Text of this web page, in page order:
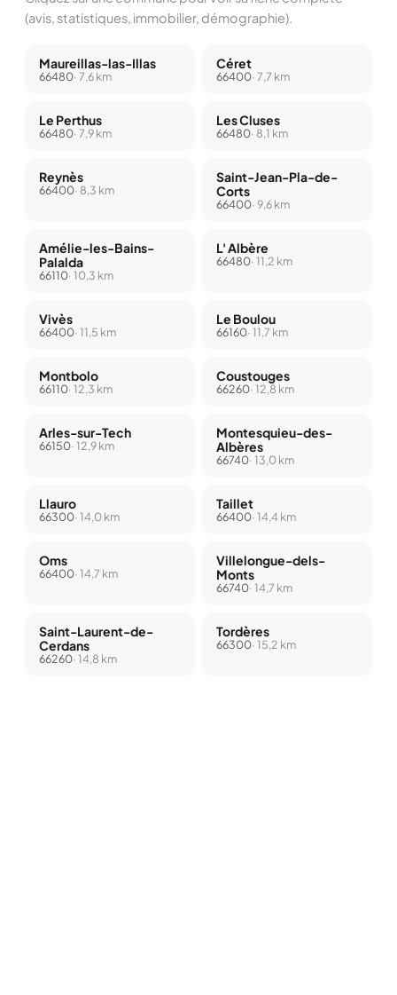
(avis, statistiques, immobilier, démographie).
Maureillas-las-Illas
66480· 7,6 km
Céret
66400· 7,7 km
Le Perthus
66480· 7,9 km
Les Cluses
66480· 8,1 km
Reynès
66400· 8,3 km
Saint-Jean-Pla-de-
Corts
66400· 9,6 km
Amélie-les-Bains-
Palalda
66110· 10,3 km
L' Albère
66480· 11,2 km
Vivès
66400· 11,5 km
Le Boulou
66160· 11,7 km
Montbolo
66110· 12,3 km
Coustouges
66260· 12,8 km
Arles-sur-Tech
66150· 12,9 km
Montesquieu-des-
Albères
66740· 13,0 km
Llauro
66300· 14,0 km
Taillet
66400· 14,4 km
Oms
66400· 14,7 km
Villelongue-dels-
Monts
66740· 14,7 km
Saint-Laurent-de-
Cerdans
66260· 14,8 km
Tordères
66300· 15,2 km